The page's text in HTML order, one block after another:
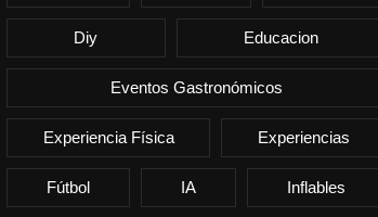
Diy Educacion
Eventos Gastronómicos
Experiencia Física Experiencias
Fútbol IA Inflables